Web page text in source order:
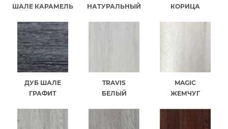
ШАЛЕ КАРАМЕЛЬ
НАТУРАЛЬНЫЙ
КОРИЦА
ДУБ ШАЛЕ
ГРАФИТ
TRAVIS
БЕЛЫЙ
MAGIC
ЖЕМЧУГ